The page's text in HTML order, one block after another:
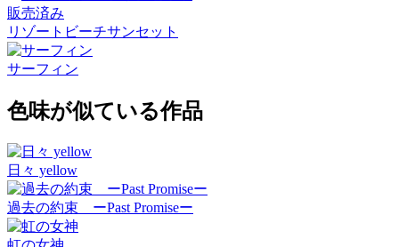
販売済み
リゾートビーチサンセット
サーフィン
色味が似ている作品
日々 yellow
過去の約束 ーPast Promiseー